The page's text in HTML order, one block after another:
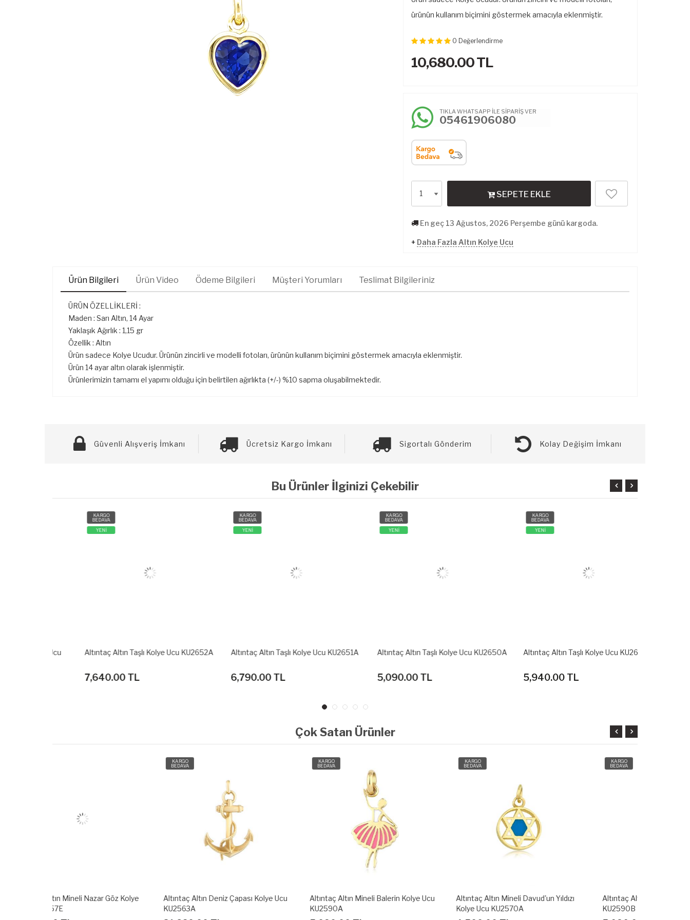
ürünün kullanım biçimini göstermek amacıyla eklenmiştir.
0 Değerlendirme
10,680.00TL
TIKLA WHATSAPP İLE SİPARİŞ VER
05461906080
SEPETE EKLE
En geç 13 Ağustos, 2026 Perşembe günü kargoda.
+ Daha Fazla Altın Kolye Ucu
Ürün Bilgileri Ürün Video Ödeme Bilgileri Müşteri Yorumları Teslimat Bilgileriniz
ÜRÜN ÖZELLİKLERİ :
Maden : Sarı Altın, 14 Ayar
Yaklaşık Ağırlık : 1,15 gr
Özellik : Altın
Ürün sadece Kolye Ucudur. Ürünün zincirli ve modelli fotoları, ürünün kullanım biçimini göstermek amacıyla eklenmiştir.
Ürün 14 ayar altın olarak işlenmiştir.
Ürünlerimizin tamamı el yapımı olduğu için belirtilen ağırlıkta (+/-) %10 sapma oluşabilmektedir.
Güvenli Alışveriş İmkanı Ücretsiz Kargo İmkanı Sigortalı Gönderim Kolay Değişim İmkanı
Bu Ürünler İlginizi Çekebilir
Altıntaç Altın Taşlı Kolye Ucu KU2652A
7,640.00 TL
Altıntaç Altın Taşlı Kolye Ucu KU2651A
6,790.00 TL
Altıntaç Altın Taşlı Kolye Ucu KU2650A
5,090.00 TL
Altıntaç Altın Taşlı Kolye Ucu KU2649A
5,940.00 TL
Çok Satan Ürünler
Altıntaç Altın Deniz Çapası Kolye Ucu
KU2563A
Altıntaç Altın Mineli Balerin Kolye Ucu
Altıntaç Altın Mineli Davud'un Yıldızı
Altıntaç Altın Mineli Balerin Kolye Ucu
KU2590B